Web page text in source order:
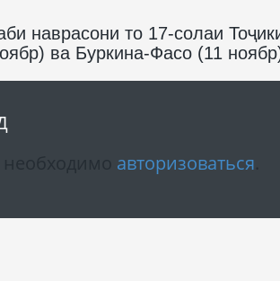
наврасони то 17-солаи
ва Буркина-Фасо (11
авторизоваться